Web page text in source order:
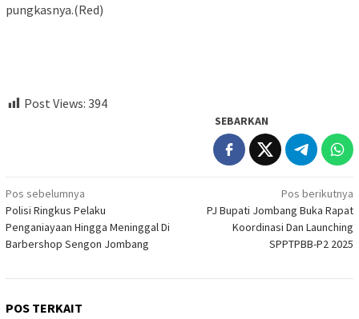
pungkasnya.(Red)
Post Views: 394
SEBARKAN
Navigasi
pos
Pos sebelumnya
Polisi Ringkus Pelaku
Penganiayaan Hingga Meninggal Di
Barbershop Sengon Jombang
Pos berikutnya
PJ Bupati Jombang Buka Rapat
Koordinasi Dan Launching
SPPTPBB-P2 2025
POS TERKAIT